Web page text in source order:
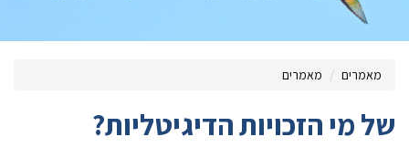
מאמרים מאמרים
של מי הזכויות הדיגיטליות?